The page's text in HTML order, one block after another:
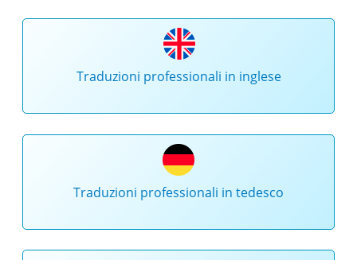
Traduzioni professionali in inglese
Traduzioni professionali in tedesco